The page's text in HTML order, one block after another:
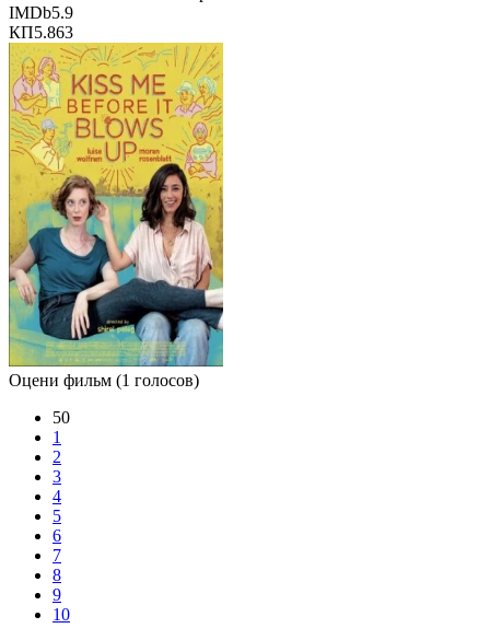
IMDb5.9
КП5.863
Оцени фильм (1 голосов)
50
1
2
3
4
5
6
7
8
9
10